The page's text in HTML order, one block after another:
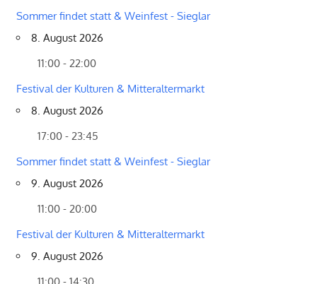
Sommer findet statt & Weinfest - Sieglar
8. August 2026
11:00 - 22:00
Festival der Kulturen & Mitteraltermarkt
8. August 2026
17:00 - 23:45
Sommer findet statt & Weinfest - Sieglar
9. August 2026
11:00 - 20:00
Festival der Kulturen & Mitteraltermarkt
9. August 2026